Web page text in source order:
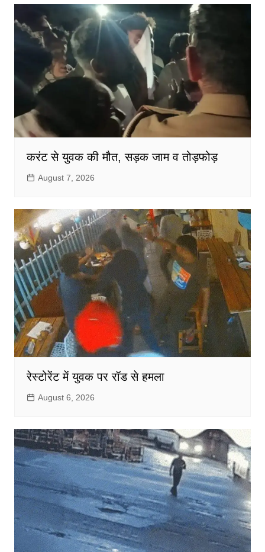
करंट से युवक की मौत, सड़क जाम व तोड़फोड़
August 7, 2026
रेस्टोरेंट में युवक पर रॉड से हमला
August 6, 2026